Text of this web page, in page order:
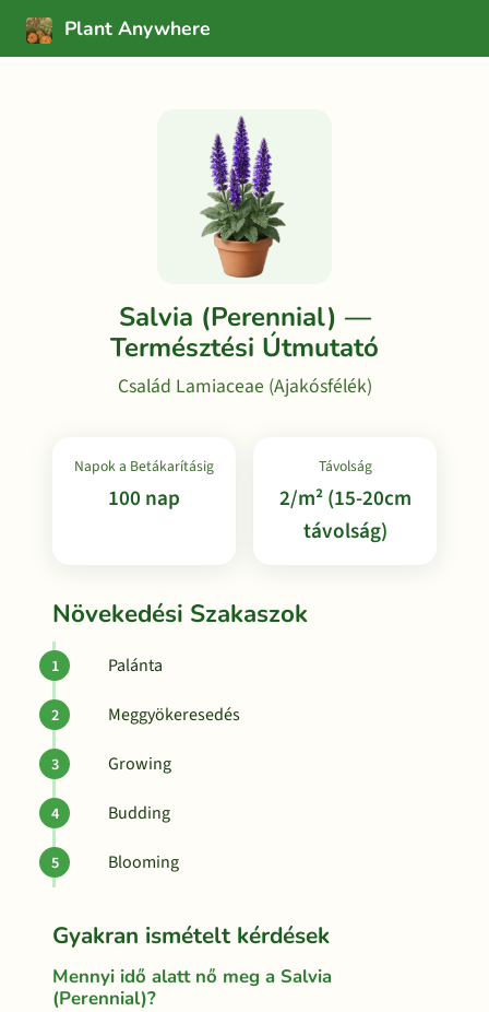
Plant Anywhere
Salvia (Perennial) —
Természtési Útmutató
Család Lamiaceae (Ajakósfélék)
Napok a Betákarításig
100 nap
Távolság
2/m² (15-20cm
távolság)
Növekedési Szakaszok
Palánta
Meggyökeresedés
Growing
Budding
Blooming
Gyakran ismételt kérdések
Mennyi idő alatt nő meg a Salvia
(Perennial)?